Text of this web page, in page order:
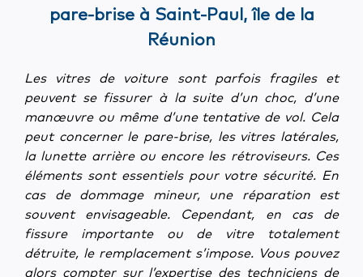
pare-brise à Saint-Paul, île de la
Réunion
Les vitres de voiture sont parfois fragiles et
peuvent se fissurer à la suite d’un choc, d’une
manœuvre ou même d’une tentative de vol. Cela
peut concerner le pare-brise, les vitres latérales,
la lunette arrière ou encore les rétroviseurs. Ces
éléments sont essentiels pour votre sécurité. En
cas de dommage mineur, une réparation est
souvent envisageable. Cependant, en cas de
fissure importante ou de vitre totalement
détruite, le remplacement s’impose. Vous pouvez
alors compter sur l’expertise des techniciens de